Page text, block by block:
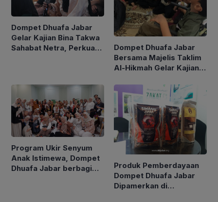
Dompet Dhuafa Jabar
Gelar Kajian Bina Takwa
Sahabat Netra, Perkuat
Dompet Dhuafa Jabar
Bersama Majelis Taklim
Al-Hikmah Gelar Kajian
Program Ukir Senyum
Anak Istimewa, Dompet
Dhuafa Jabar berbagi
Produk Pemberdayaan
Dompet Dhuafa Jabar
Dipamerkan di